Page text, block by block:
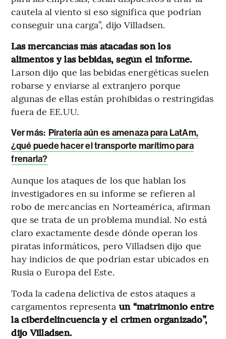
cautela al viento si eso significa que podrían
conseguir una carga”, dijo Villadsen.
Las mercancías más atacadas son los
alimentos y las bebidas, según el informe.
Larson dijo que las bebidas energéticas suelen
robarse y enviarse al extranjero porque
algunas de ellas están prohibidas o restringidas
fuera de EE.UU.
Ver más: Piratería aún es amenaza para LatAm,
¿qué puede hacer el transporte marítimo para
frenarla?
Aunque los ataques de los que hablan los
investigadores en su informe se refieren al
robo de mercancías en Norteamérica, afirman
que se trata de un problema mundial. No está
claro exactamente desde dónde operan los
piratas informáticos, pero Villadsen dijo que
hay indicios de que podrían estar ubicados en
Rusia o Europa del Este.
Toda la cadena delictiva de estos ataques a
cargamentos representa un “matrimonio entre
la ciberdelincuencia y el crimen organizado”,
dijo Villadsen.